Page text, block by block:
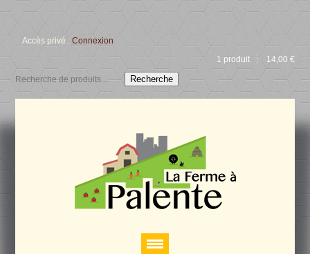
Accès privé :Connexion
1 produit
14,00 €
Recherche